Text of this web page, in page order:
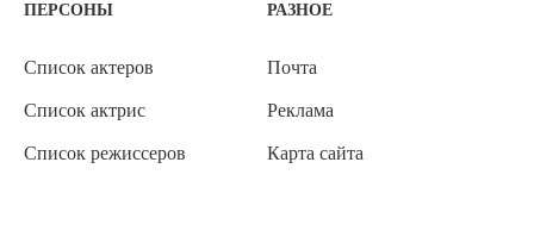
ПЕРСОНЫ
Список актеров
Список актрис
Список режиссеров
РАЗНОЕ
Почта
Реклама
Карта сайта